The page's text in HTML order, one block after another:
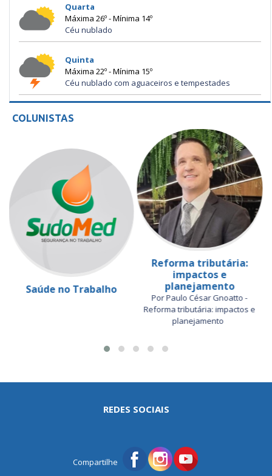
Quarta
Máxima 26º - Mínima 14º
Céu nublado
Quinta
Máxima 22º - Mínima 15º
Céu nublado com aguaceiros e tempestades
COLUNISTAS
Saúde no Trabalho
Reforma tributária:
impactos e
planejamento
Por Paulo César Gnoatto -
Reforma tributária: impactos e
planejamento
REDES SOCIAIS
Compartilhe